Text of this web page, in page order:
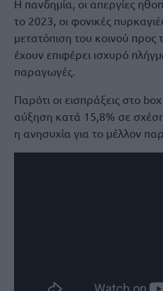
Η πανδημία, οι απεργίες
το 2023, οι φονικές
μετατόπιση του κοινού προς
έχουν επιφέρει ισχυρό
παραγωγές.
Παρότι οι εισπράξεις στο
αύξηση κατά 15,8% σε
η ανησυχία για το μέλλον